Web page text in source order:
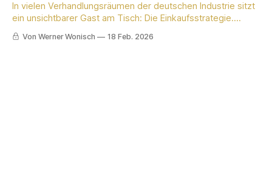
In vielen Verhandlungsräumen der deutschen Industrie sitzt
ein unsichtbarer Gast am Tisch: Die Einkaufsstrategie.
Während Vertriebsleiter und Geschäftsführer von KMU oft
mit technischen Details, Liefertreue und
Von Werner Wonisch 18 Feb. 2026